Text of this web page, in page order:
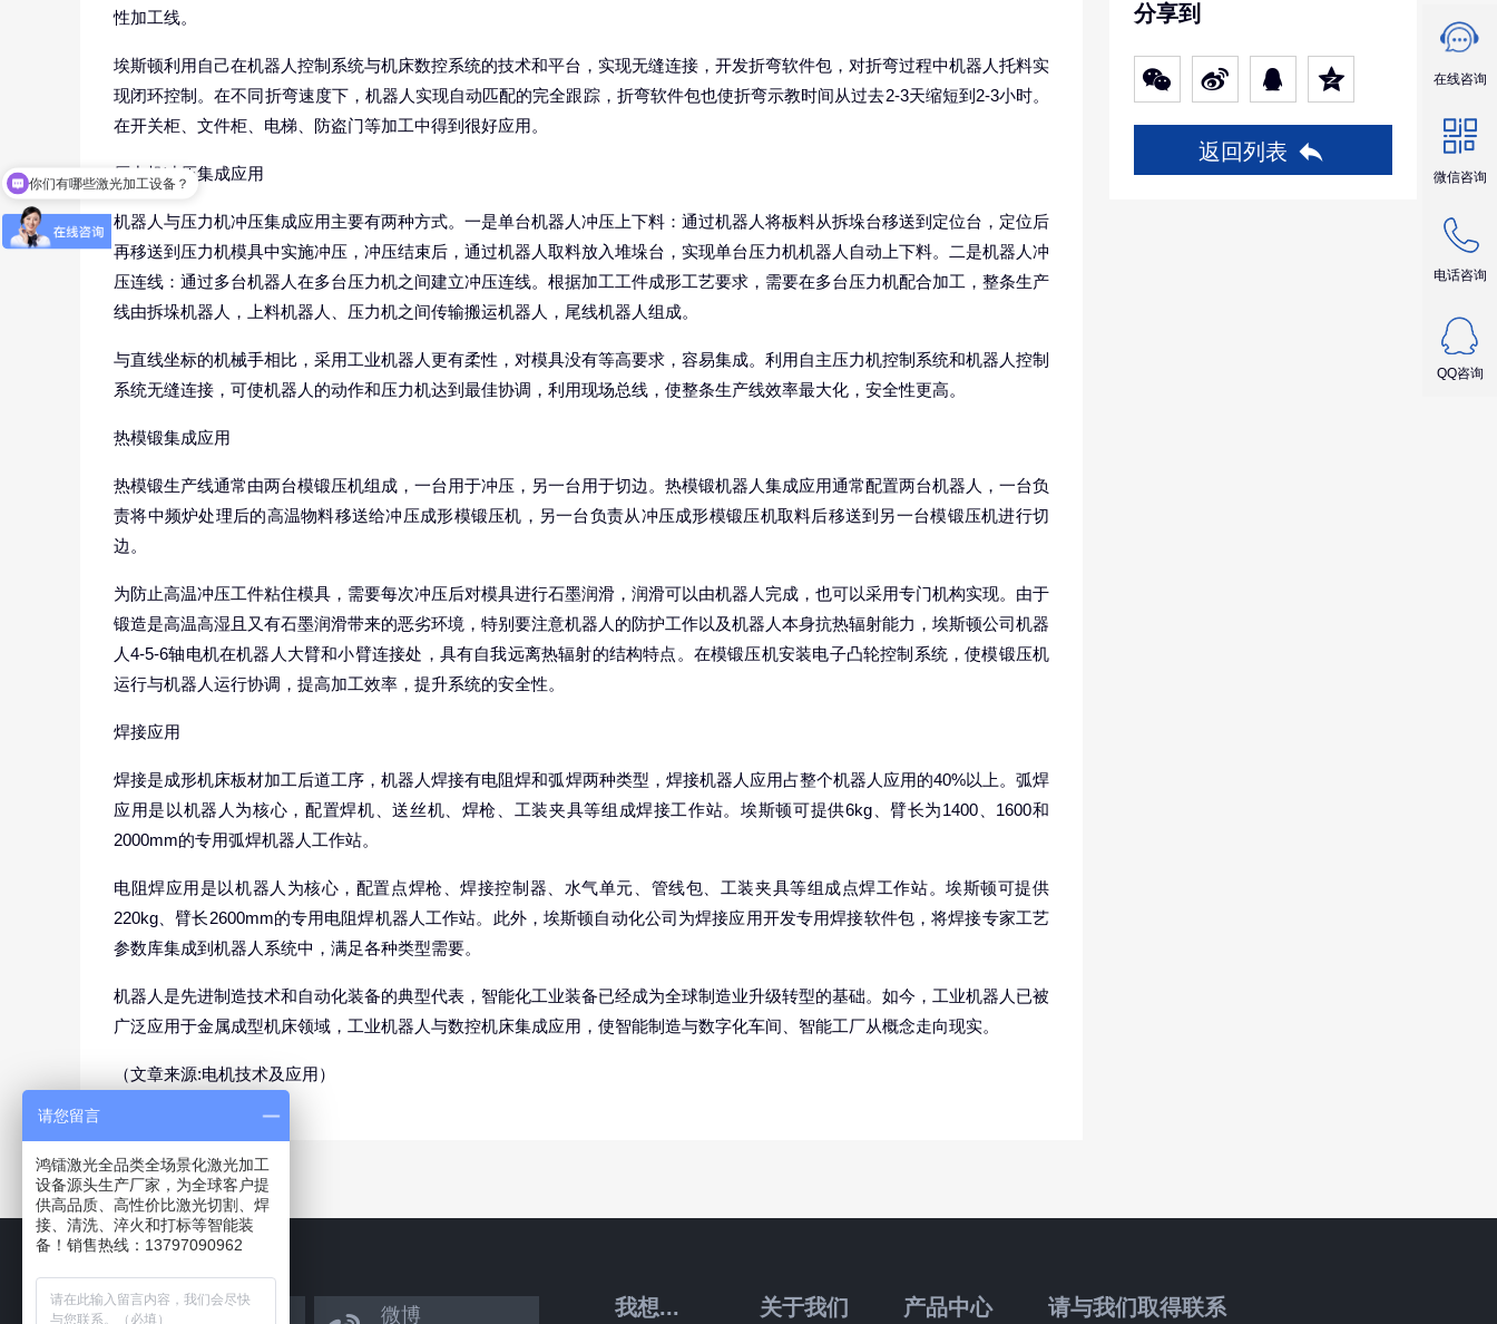
性加工线。
埃斯顿利用自己在机器人控制系统与机床数控系统的技术和平台，实现无缝连接，开发折弯软件包，对折弯过程中机器人托料实
现闭环控制。在不同折弯速度下，机器人实现自动匹配的完全跟踪，折弯软件包也使折弯示教时间从过去2-3天缩短到2-3小时。
在开关柜、文件柜、电梯、防盗门等加工中得到很好应用。
压力机冲压集成应用
机器人与压力机冲压集成应用主要有两种方式。一是单台机器人冲压上下料：通过机器人将板料从拆垛台移送到定位台，定位后
再移送到压力机模具中实施冲压，冲压结束后，通过机器人取料放入堆垛台，实现单台压力机机器人自动上下料。二是机器人冲
压连线：通过多台机器人在多台压力机之间建立冲压连线。根据加工工件成形工艺要求，需要在多台压力机配合加工，整条生产
线由拆垛机器人，上料机器人、压力机之间传输搬运机器人，尾线机器人组成。
与直线坐标的机械手相比，采用工业机器人更有柔性，对模具没有等高要求，容易集成。利用自主压力机控制系统和机器人控制
系统无缝连接，可使机器人的动作和压力机达到最佳协调，利用现场总线，使整条生产线效率最大化，安全性更高。
热模锻集成应用
热模锻生产线通常由两台模锻压机组成，一台用于冲压，另一台用于切边。热模锻机器人集成应用通常配置两台机器人，一台负
责将中频炉处理后的高温物料移送给冲压成形模锻压机，另一台负责从冲压成形模锻压机取料后移送到另一台模锻压机进行切
边。
为防止高温冲压工件粘住模具，需要每次冲压后对模具进行石墨润滑，润滑可以由机器人完成，也可以采用专门机构实现。由于
锻造是高温高湿且又有石墨润滑带来的恶劣环境，特别要注意机器人的防护工作以及机器人本身抗热辐射能力，埃斯顿公司机器
人4-5-6轴电机在机器人大臂和小臂连接处，具有自我远离热辐射的结构特点。在模锻压机安装电子凸轮控制系统，使模锻压机
运行与机器人运行协调，提高加工效率，提升系统的安全性。
焊接应用
焊接是成形机床板材加工后道工序，机器人焊接有电阻焊和弧焊两种类型，焊接机器人应用占整个机器人应用的40%以上。弧焊
应用是以机器人为核心，配置焊机、送丝机、焊枪、工装夹具等组成焊接工作站。埃斯顿可提供6kg、臂长为1400、1600和
2000mm的专用弧焊机器人工作站。
电阻焊应用是以机器人为核心，配置点焊枪、焊接控制器、水气单元、管线包、工装夹具等组成点焊工作站。埃斯顿可提供
220kg、臂长2600mm的专用电阻焊机器人工作站。此外，埃斯顿自动化公司为焊接应用开发专用焊接软件包，将焊接专家工艺
参数库集成到机器人系统中，满足各种类型需要。
机器人是先进制造技术和自动化装备的典型代表，智能化工业装备已经成为全球制造业升级转型的基础。如今，工业机器人已被
广泛应用于金属成型机床领域，工业机器人与数控机床集成应用，使智能制造与数字化车间、智能工厂从概念走向现实。
（文章来源:电机技术及应用）
分享到
返回列表
官方微信 微博 请与我们取得联系
产品中心
关于我们
我想...
在线咨询
微信咨询
电话咨询
QQ咨询
你们有哪些激光加工设备？
请您留言
鸿镭激光全品类全场景化激光加工
设备源头生产厂家，为全球客户提
供高品质、高性价比激光切割、焊
接、清洗、淬火和打标等智能装
备！销售热线：13797090962